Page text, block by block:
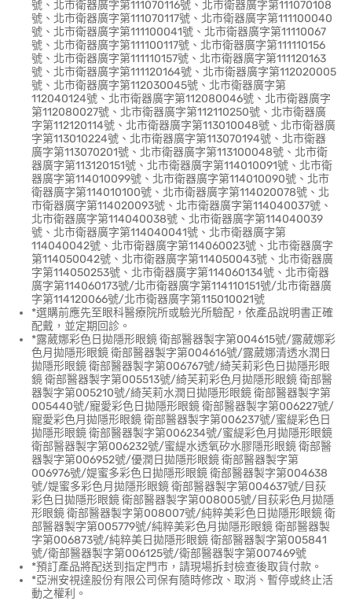
號、北市衛器廣字第111070116號、北市衛器廣字第111070108
號、北市衛器廣字第111070117號、北市衛器廣字第111100040
號、北市衛器廣字第111100041號、北市衛器廣字第11110067
號、北市衛器廣字第111100117號、北市衛器廣字第111110156
號、北市衛器廣字第111110157號、北市衛器廣字第111120163
號、北市衛器廣字第111120164號、北市衛器廣字第112020005
號、北市衛器廣字第112030045號、北市衛器廣字第
112040124號、北市衛器廣字第112080046號、北市衛器廣字
第112080027號、北市衛器廣字第112110250號、北市衛器廣
字第112120114號、北市衛器廣字第113010048號、北市衛器廣
字第113010224號、北市衛器廣字第113070194號、北市衛器
廣字第113070201號、北市衛器廣字第113100048號、北市衛
器廣字第113120151號、北市衛器廣字第114010091號、北市衛
器廣字第114010099號、北市衛器廣字第114010090號、北市
衛器廣字第114010100號、北市衛器廣字第114020078號、北
市衛器廣字第114020093號、北市衛器廣字第114040037號、
北市衛器廣字第114040038號、北市衛器廣字第114040039
號、北市衛器廣字第114040041號、北市衛器廣字第
114040042號、北市衛器廣字第114060023號、北市衛器廣字
第114050042號、北市衛器廣字第114050043號、北市衛器廣
字第114050253號、北市衛器廣字第114060134號、北市衛器
廣字第114060173號/北市衛器廣字第114110151號/北市衛器廣
字第114120066號/北市衛器廣字第115010021號
*選購前應先至眼科醫療院所或驗光所驗配，依產品說明書正確
配戴，並定期回診。
*露葳娜彩色日拋隱形眼鏡 衛部醫器製字第004615號/露葳娜彩
色月拋隱形眼鏡 衛部醫器製字第004616號/露葳娜清透水潤日
拋隱形眼鏡 衛部醫器製字第006767號/綺芙莉彩色日拋隱形眼
鏡 衛部醫器製字第005513號/綺芙莉彩色月拋隱形眼鏡 衛部醫
器製字第005210號/綺芙莉水潤日拋隱形眼鏡 衛部醫器製字第
005440號/寵愛彩色日拋隱形眼鏡 衛部醫器製字第006227號/
寵愛彩色月拋隱形眼鏡 衛部醫器製字第006237號/蜜緹彩色日
拋隱形眼鏡 衛部醫器製字第006234號/蜜緹彩色月拋隱形眼鏡
衛部醫器製字第006232號/蜜緹水透氧矽水膠隱形眼鏡 衛部醫
器製字第006952號/優潤日拋隱形眼鏡 衛部醫器製字第
006976號/媞蜜多彩色日拋隱形眼鏡 衛部醫器製字第004638
號/媞蜜多彩色月拋隱形眼鏡 衛部醫器製字第004637號/目荻
彩色日拋隱形眼鏡 衛部醫器製字第008005號/目荻彩色月拋隱
形眼鏡 衛部醫器製字第008007號/純粹美彩色日拋隱形眼鏡 衛
部醫器製字第005779號/純粹美彩色月拋隱形眼鏡 衛部醫器製
字第006873號/純粹美日拋隱形眼鏡 衛部醫器製字第005841
號/衛部醫器製字第006125號/衛部醫器製字第007469號
*預訂產品將配送到指定門市，請現場拆封檢查後取貨付款。
*亞洲安視達股份有限公司保有隨時修改、取消、暫停或終止活
動之權利。